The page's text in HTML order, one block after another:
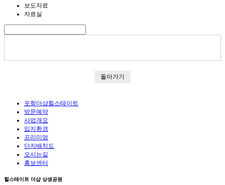
보도자료
자료실
돌아가기
포항더샵힐스테이트
방문예약
사업개요
입지환경
프리미엄
단지배치도
오시는길
홍보센터
힐스테이트 더샵 상생공원